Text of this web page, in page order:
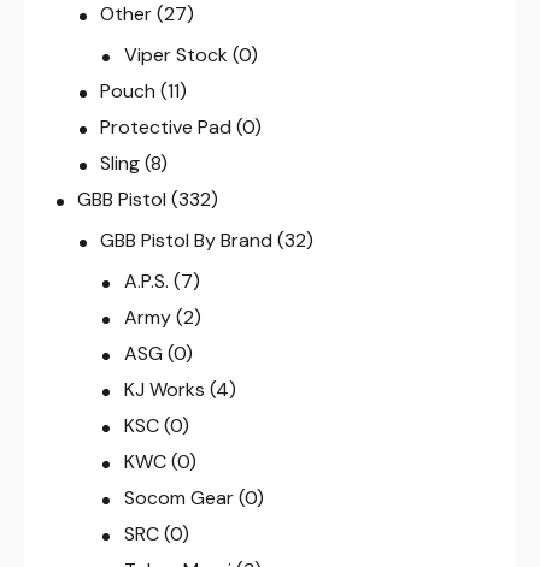
Other (27)
Viper Stock (0)
Pouch (11)
Protective Pad (0)
Sling (8)
GBB Pistol (332)
GBB Pistol By Brand (32)
A.P.S. (7)
Army (2)
ASG (0)
KJ Works (4)
KSC (0)
KWC (0)
Socom Gear (0)
SRC (0)